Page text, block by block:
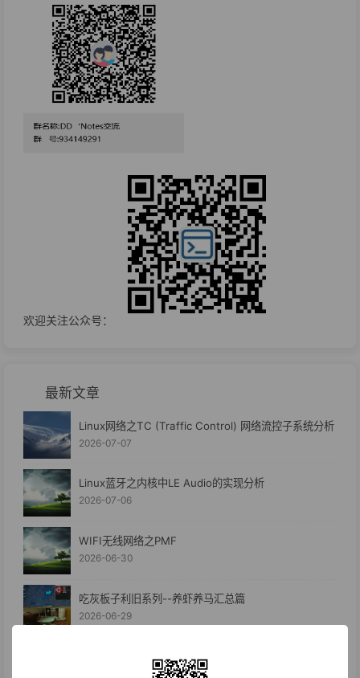
欢迎关注公众号：
最新文章
Linux网络之TC (Traffic Control) 网络流控子系统分析
2026-07-07
Linux蓝牙之内核中LE Audio的实现分析
2026-07-06
WIFI无线网络之PMF
2026-06-30
吃灰板子利旧系列--养虾养马汇总篇
2026-06-29
吃灰板子利旧系列--RK3566养马养虾及PicoLM体验